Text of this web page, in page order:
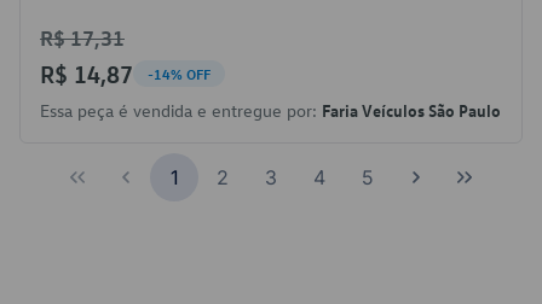
R$ 17,31
R$ 14,87 -14% OFF
Essa peça é vendida e entregue por: Faria Veículos São Paulo
1 2 3 4 5